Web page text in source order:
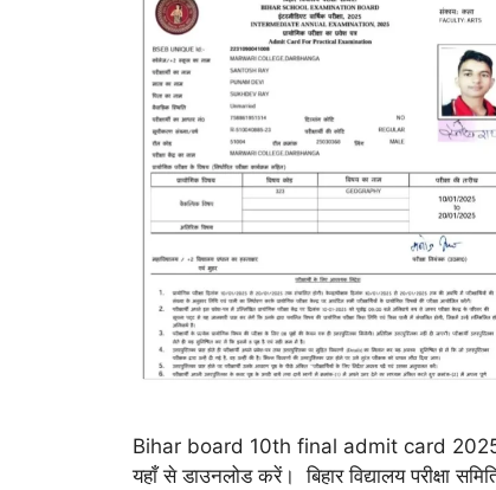
Bihar board 10th final admit card 2025
यहाँ से डाउनलोड करें। बिहार विद्यालय परीक्षा